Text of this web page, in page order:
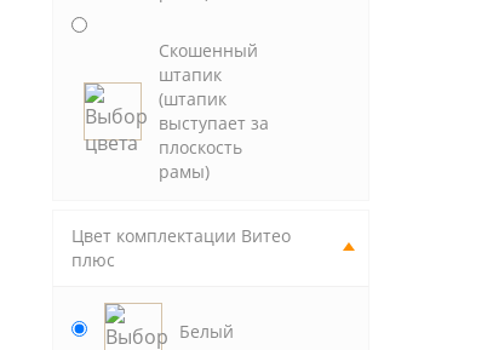
Скошенный
штапик
(штапик
выступает за
плоскость
рамы)
Цвет комплектации Витео
плюс
Белый
Витео плюс Зебра
АКСИ 6